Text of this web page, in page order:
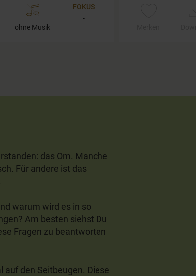
ohne Musik
FOKUS
-
das Om. Manche
Für andere ist das
warum wird es in so
Am besten siehst Du
Fragen zu beantworten
auf den Seitbeugen. Diese